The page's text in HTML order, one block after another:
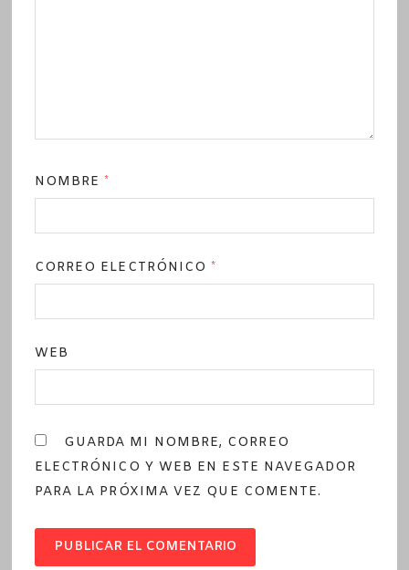
NOMBRE*
CORREO ELECTRÓNICO*
WEB
GUARDA MI NOMBRE, CORREO
ELECTRÓNICO Y WEB EN ESTE NAVEGADOR
PARA LA PRÓXIMA VEZ QUE COMENTE.